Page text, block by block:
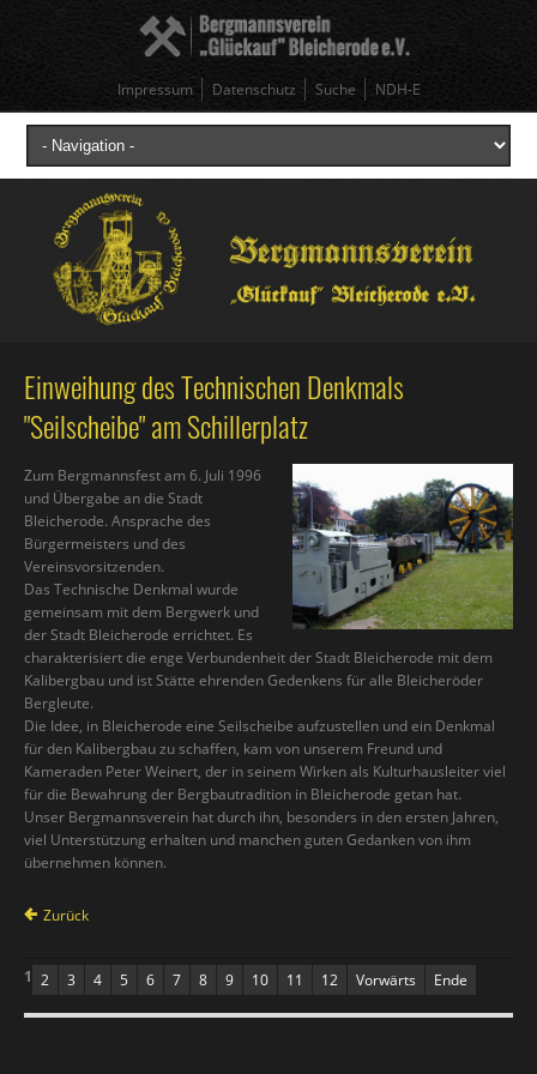
Impressum Datenschutz Suche NDH-E
Einweihung des Technischen Denkmals
"Seilscheibe" am Schillerplatz
Zum Bergmannsfest am 6. Juli 1996
und Übergabe an die Stadt
Bleicherode. Ansprache des
Bürgermeisters und des
Vereinsvorsitzenden.
Das Technische Denkmal wurde
gemeinsam mit dem Bergwerk und
der Stadt Bleicherode errichtet. Es
charakterisiert die enge Verbundenheit der Stadt Bleicherode mit dem
Kalibergbau und ist Stätte ehrenden Gedenkens für alle Bleicheröder
Bergleute.
Die Idee, in Bleicherode eine Seilscheibe aufzustellen und ein Denkmal
für den Kalibergbau zu schaffen, kam von unserem Freund und
Kameraden Peter Weinert, der in seinem Wirken als Kulturhausleiter viel
für die Bewahrung der Bergbautradition in Bleicherode getan hat.
Unser Bergmannsverein hat durch ihn, besonders in den ersten Jahren,
viel Unterstützung erhalten und manchen guten Gedanken von ihm
übernehmen können.
Zurück
1 2 3 4 5 6 7 8 9 10 11 12 Vorwärts Ende